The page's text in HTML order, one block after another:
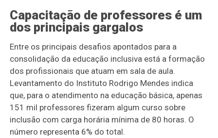
Capacitação de professores é um
dos principais gargalos
Entre os principais desafios apontados para a
consolidação da educação inclusiva está a formação
dos profissionais que atuam em sala de aula.
Levantamento do Instituto Rodrigo Mendes indica
que, para o atendimento na educação básica, apenas
151 mil professores fizeram algum curso sobre
inclusão com carga horária mínima de 80 horas. O
número representa 6% do total.